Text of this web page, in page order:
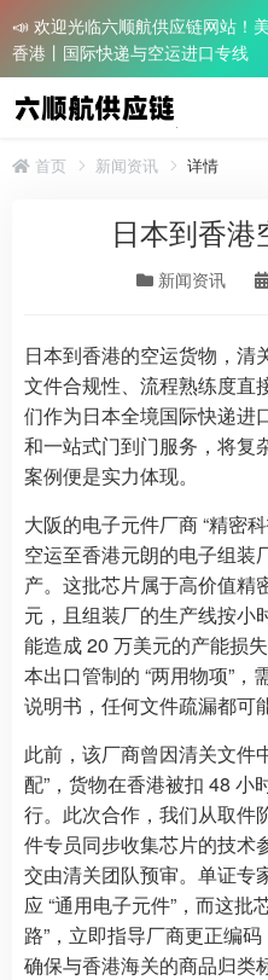
📣 欢迎光临六顺航供应链网站！
香港丨国际快递与空运进口专线
首页 新闻资讯 详情
日本到香港
新闻资讯
日本到香港的空运货物，清
文件合规性、流程熟练度直
们作为日本全境国际快递进
和一站式门到门服务，将复
案例便是实力体现。
大阪的电子元件厂商 “精密
空运至香港元朗的电子组装
产。这批芯片属于高价值精
元，且组装厂的生产线按小
能造成 20 万美元的产能损
本出口管制的 “两用物项”
说明书，任何文件疏漏都可
此前，该厂商曾因清关文件
配”，货物在香港被扣 48 小
行。此次合作，我们从取件
件专员同步收集芯片的技术
交由清关团队预审。单证专
应 “通用电子元件”，而这批
路”，立即指导厂商更正编
确保与香港海关的商品归类